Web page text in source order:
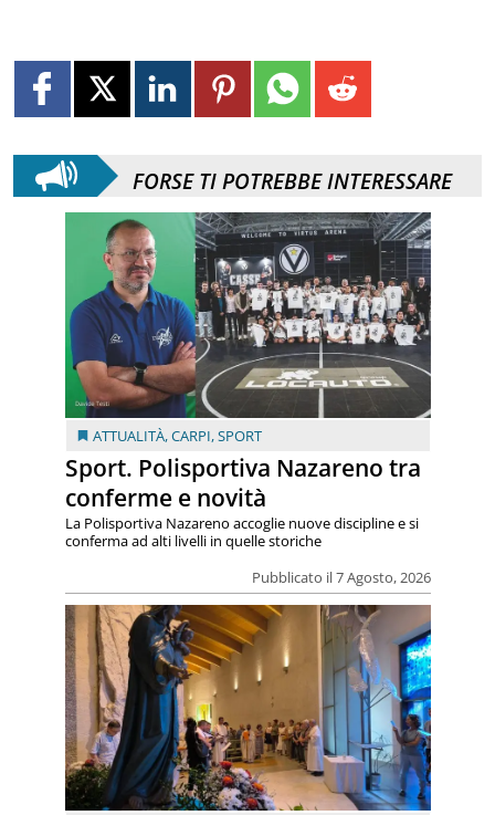
FORSE TI POTREBBE INTERESSARE
ATTUALITÀ,CARPI,SPORT
Sport. Polisportiva Nazareno tra
conferme e novità
Pubblicato il 7 Agosto, 2026
La Polisportiva Nazareno accoglie nuove discipline e si
conferma ad alti livelli in quelle storiche